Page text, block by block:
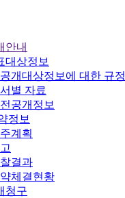
안내
대상정보
개대상정보에 대한 규정
별 자료
공개정보
정보
계획
결과
체결현황
청구